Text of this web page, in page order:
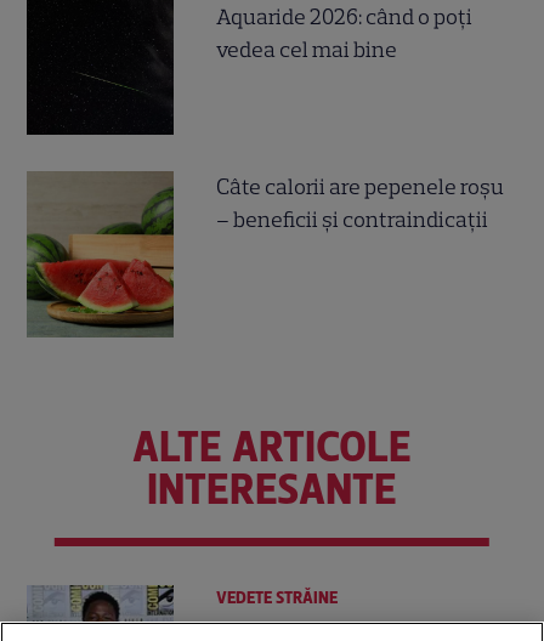
Aquaride 2026: când o poți
vedea cel mai bine
Câte calorii are pepenele roșu
– beneficii și contraindicații
ALTE ARTICOLE
INTERESANTE
VEDETE STRĂINE